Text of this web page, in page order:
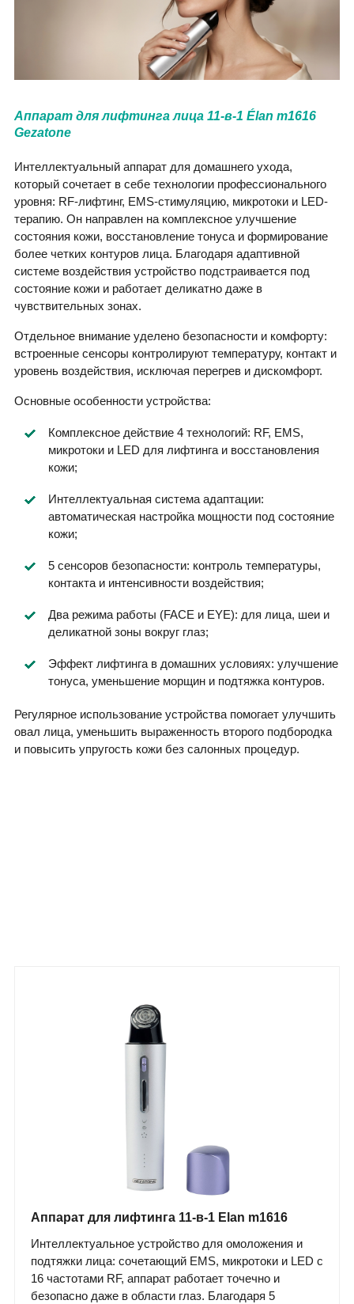
Аппарат для лифтинга лица 11-в-1 Élan m1616
Gezatone
Интеллектуальный аппарат для домашнего ухода,
который сочетает в себе технологии профессионального
уровня: RF-лифтинг, EMS-стимуляцию, микротоки и LED-
терапию. Он направлен на комплексное улучшение
состояния кожи, восстановление тонуса и формирование
более четких контуров лица. Благодаря адаптивной
системе воздействия устройство подстраивается под
состояние кожи и работает деликатно даже в
чувствительных зонах.
Отдельное внимание уделено безопасности и комфорту:
встроенные сенсоры контролируют температуру, контакт и
уровень воздействия, исключая перегрев и дискомфорт.
Основные особенности устройства:
Комплексное действие 4 технологий: RF, EMS,
микротоки и LED для лифтинга и восстановления
кожи;
Интеллектуальная система адаптации:
автоматическая настройка мощности под состояние
кожи;
5 сенсоров безопасности: контроль температуры,
контакта и интенсивности воздействия;
Два режима работы (FACE и EYE): для лица, шеи и
деликатной зоны вокруг глаз;
Эффект лифтинга в домашних условиях: улучшение
тонуса, уменьшение морщин и подтяжка контуров.
Регулярное использование устройства помогает улучшить
овал лица, уменьшить выраженность второго подбородка
и повысить упругость кожи без салонных процедур.
Аппарат для лифтинга 11-в-1 Elan m1616
Интеллектуальное устройство для омоложения и
подтяжки лица: сочетающий EMS, микротоки и LED с
16 частотами RF, аппарат работает точечно и
безопасно даже в области глаз. Благодаря 5